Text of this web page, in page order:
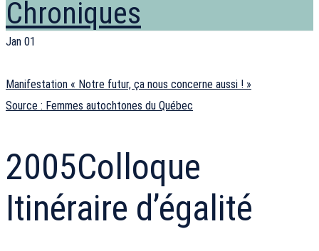
Chroniques
Jan 01
Manifestation « Notre futur, ça nous concerne aussi ! »
Source : Femmes autochtones du Québec
2005Colloque
Itinéraire d’égalité